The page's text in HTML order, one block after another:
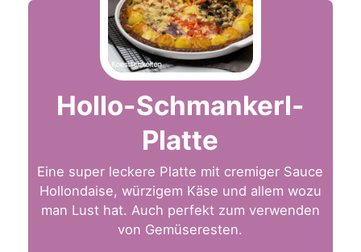
Hollo-Schmankerl-
Platte
Eine super leckere Platte mit cremiger Sauce
Hollondaise, würzigem Käse und allem wozu
man Lust hat. Auch perfekt zum verwenden
von Gemüseresten.